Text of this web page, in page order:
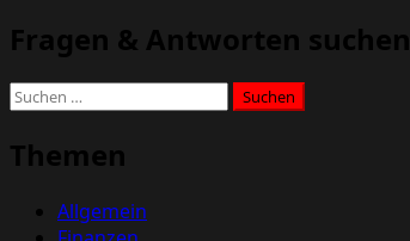
Fragen & Antworten suchen
Suchen
Themen
Allgemein